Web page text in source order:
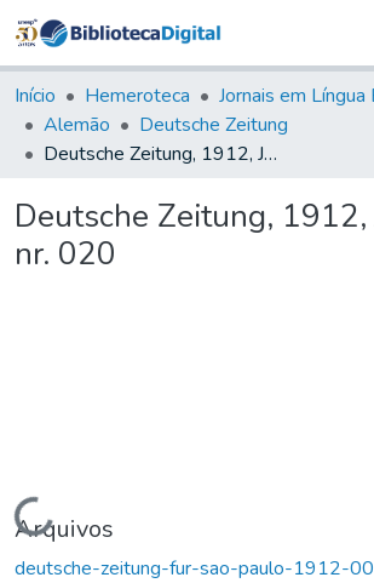
&
Coleções
Tudo na
Biblioteca
Estatísticas
Início Hemeroteca
Alemão
Deutsche Zeitung
Deutsche Zeitung, 1912, Jahrg. IX, nr. 020
Deutsche Zeitung, 1912,
nr. 020
Carregando...
Arquivos
deutsche-zeitung-fur-sao-paulo-1912-